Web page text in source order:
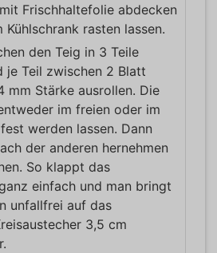
Frischhaltefolie abdecken
Kühlschrank rasten lassen.
den Teig in 3 Teile
je Teil zwischen 2 Blatt
mm Stärke ausrollen. Die
im freien oder im
werden lassen. Dann
der anderen hernehmen
So klappt das
einfach und man bringt
unfallfrei auf das
3,5 cm